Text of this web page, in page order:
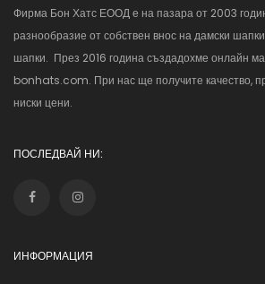
Фирма Бон Хатс ЕООД е на пазара от 2003
разнообразие от собствен внос на дамски
шапки. През 2016 година създадохме онлайн
bonhats.com. При нас ще получите качество,
ниски цени.
ПОСЛЕДВАЙ НИ:
ИНФОРМАЦИЯ